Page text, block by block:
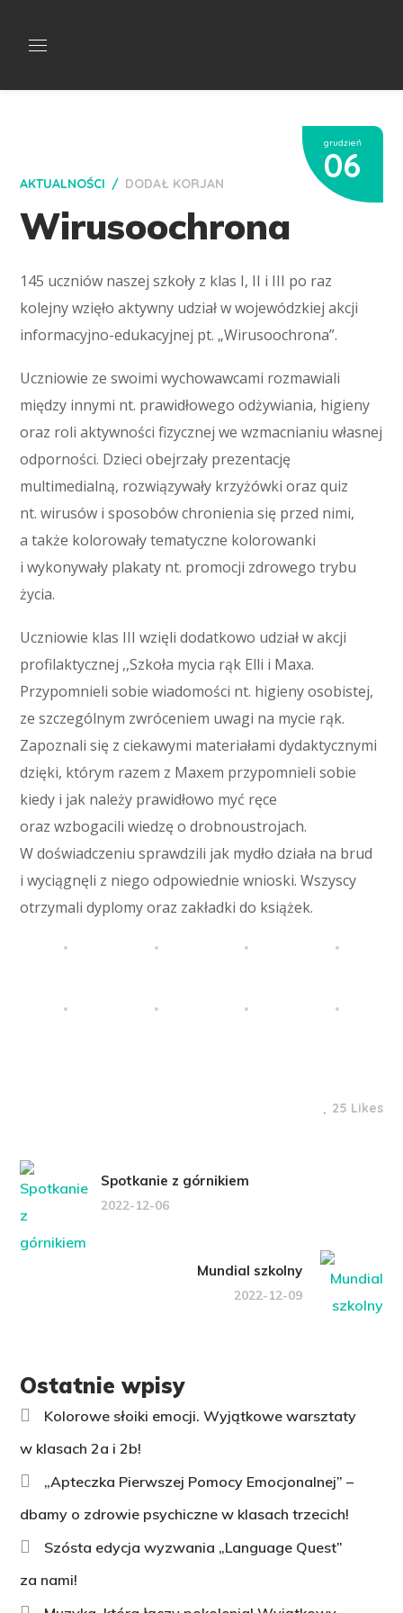
grudzień
06
AKTUALNOŚCI DODAŁ KORJAN
Wirusoochrona
145 uczniów naszej szkoły z klas I, II i III po raz
kolejny wzięło aktywny udział w wojewódzkiej akcji
informacyjno-edukacyjnej pt. „Wirusoochrona”.
Uczniowie ze swoimi wychowawcami rozmawiali
między innymi nt. prawidłowego odżywiania, higieny
oraz roli aktywności fizycznej we wzmacnianiu własnej
odporności. Dzieci obejrzały prezentację
multimedialną, rozwiązywały krzyżówki oraz quiz
nt. wirusów i sposobów chronienia się przed nimi,
a także kolorowały tematyczne kolorowanki
i wykonywały plakaty nt. promocji zdrowego trybu
życia.
Uczniowie klas III wzięli dodatkowo udział w akcji
profilaktycznej ,,Szkoła mycia rąk Elli i Maxa.
Przypomnieli sobie wiadomości nt. higieny osobistej,
ze szczególnym zwróceniem uwagi na mycie rąk.
Zapoznali się z ciekawymi materiałami dydaktycznymi
dzięki, którym razem z Maxem przypomnieli sobie
kiedy i jak należy prawidłowo myć ręce
oraz wzbogacili wiedzę o drobnoustrojach.
W doświadczeniu sprawdzili jak mydło działa na brud
i wyciągnęli z niego odpowiednie wnioski. Wszyscy
otrzymali dyplomy oraz zakładki do książek.
25 Likes
Spotkanie z górnikiem
2022-12-06
Mundial szkolny
2022-12-09
Ostatnie wpisy
Kolorowe słoiki emocji. Wyjątkowe warsztaty
w klasach 2a i 2b!
„Apteczka Pierwszej Pomocy Emocjonalnej” –
dbamy o zdrowie psychiczne w klasach trzecich!
Szósta edycja wyzwania „Language Quest”
za nami!